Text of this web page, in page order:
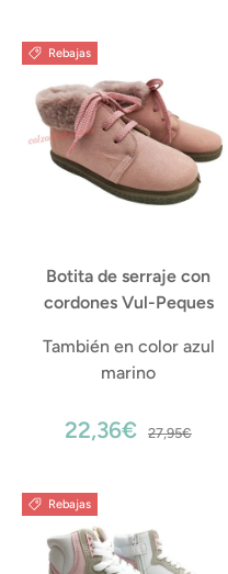
Rebajas
Botita de serraje con
cordones Vul-Peques
También en color azul
marino
22,36€ 27,95€
Rebajas